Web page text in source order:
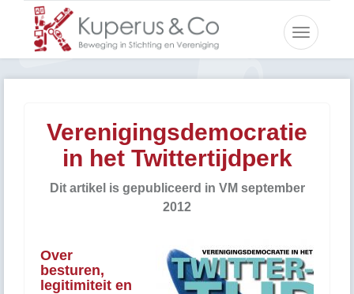
Toggle
Verenigingsdemocratie
in het Twittertijdperk
Dit artikel is gepubliceerd in VM september
2012
Over
besturen,
legitimiteit en